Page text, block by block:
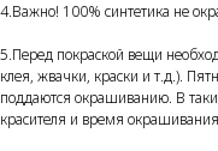
4.Важно! 100% синтетика не
5.Перед покраской вещи
клея, жвачки, краски и т.д.).
поддаются окрашиванию. В
красителя и время